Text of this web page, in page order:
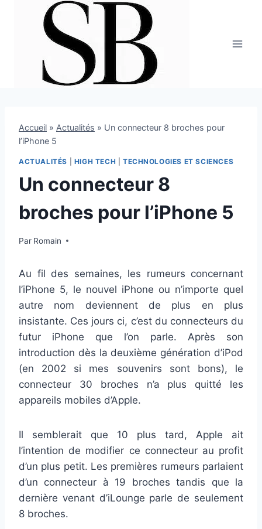
Accueil » Actualités » Un connecteur 8 broches pour
l’iPhone 5
ACTUALITÉS HIGH TECH TECHNOLOGIES ET SCIENCES
Un connecteur 8
broches pour l’iPhone 5
Par Romain
2 août 2012
Au fil des semaines, les rumeurs concernant
l’iPhone 5, le nouvel iPhone ou n’importe quel
autre nom deviennent de plus en plus
insistante. Ces jours ci, c’est du connecteurs du
futur iPhone que l’on parle. Après son
introduction dès la deuxième génération d’iPod
(en 2002 si mes souvenirs sont bons), le
connecteur 30 broches n’a plus quitté les
appareils mobiles d’Apple.
Il semblerait que 10 plus tard, Apple ait
l’intention de modifier ce connecteur au profit
d’un plus petit. Les premières rumeurs parlaient
d’un connecteur à 19 broches tandis que la
dernière venant d’iLounge parle de seulement
8 broches.